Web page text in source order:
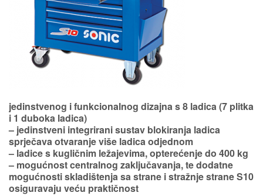
jedinstvenog i funkcionalnog dizajnas 8 ladica (7 plitka
i 1 duboka ladica)
– jedinstveni integrirani sustav blokiranja ladica
sprječava otvaranje više ladica odjednom
– ladice s kugličnim ležajevima,opterećenje do 400 kg
– mogućnost centralnog zaključavanja, te dodatne
mogućnosti skladištenja sa strane i stražnje strane S10
osiguravaju veću praktičnost